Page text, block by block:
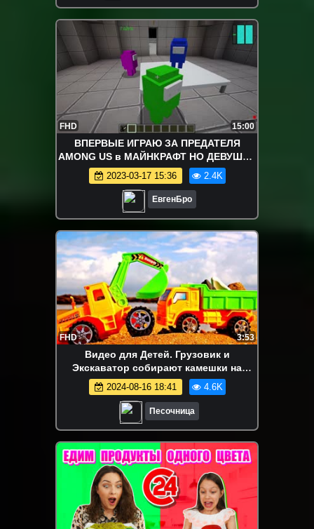
FHD 15:00
ВПЕРВЫЕ ИГРАЮ ЗА ПРЕДАТЕЛЯ
AMONG US в МАЙНКРАФТ НО ДЕВУШКА
НУБ И ПРО ВИДЕО ТРОЛЛИНГ
MINECRAFT
2023-03-17 15:36 2.4K
ЕвгенБро
FHD 3:53
Видео для Детей. Грузовик и
Экскаватор собирают камешки на
Пляже
2024-08-16 18:41 4.6K
Песочница